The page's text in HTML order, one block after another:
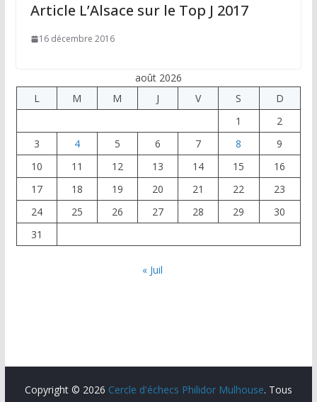
Article L’Alsace sur le Top J 2017
16 décembre 2016
août 2026
L
M M J V S
D
1
2
3
4 5 6 7 8
9
10
11 12 13 14 15
16
17
18 19 20 21 22
23
24
25 26 27 28 29
30
31
« Juil
Copyright © 2026 Cercle d'échecs Philidor Mulhouse. Tous